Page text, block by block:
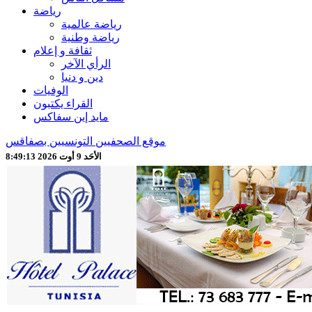
رياضة
رياضة عالمية
رياضة وطنية
ثقافة و إعلام
الرأي الآخر
دين و دنيا
الوفيات
القراء يكتبون
مايد إين سفاكس
موقع الصحفيين التونسيين بصفاقس
الأحَد 9 أوت 2026 8:49:15